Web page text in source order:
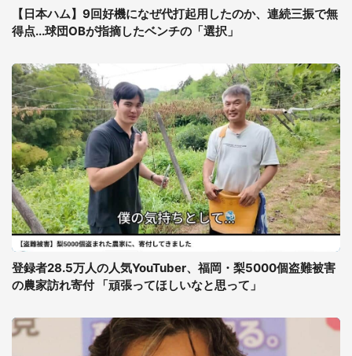
【日本ハム】9回好機になぜ代打起用したのか、連続三振で無
得点...球団OBが指摘したベンチの「選択」
登録者28.5万人の人気YouTuber、福岡・梨5000個盗難被害
の農家訪れ寄付 「頑張ってほしいなと思って」